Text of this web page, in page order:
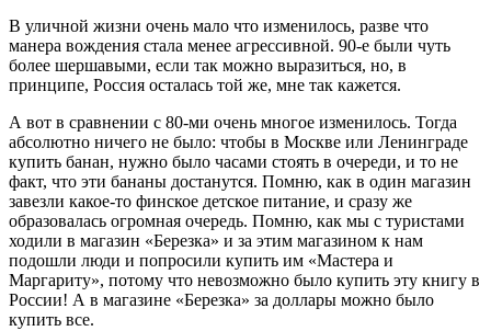
В уличной жизни очень мало что изменилось, разве что
манера вождения стала менее агрессивной. 90-е были чуть
более шершавыми, если так можно выразиться, но, в
принципе, Россия осталась той же, мне так кажется.
А вот в сравнении с 80-ми очень многое изменилось. Тогда
абсолютно ничего не было: чтобы в Москве или Ленинграде
купить банан, нужно было часами стоять в очереди, и то не
факт, что эти бананы достанутся. Помню, как в один магазин
завезли какое-то финское детское питание, и сразу же
образовалась огромная очередь. Помню, как мы с туристами
ходили в магазин «Березка» и за этим магазином к нам
подошли люди и попросили купить им «Мастера и
Маргариту», потому что невозможно было купить эту книгу в
России! А в магазине «Березка» за доллары можно было
купить все.